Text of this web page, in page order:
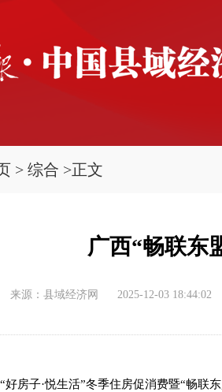
> 综合 >正文
广西“畅联东
来源：县域经济网 2025-12-03 18:44:02
好房子·悦生活”冬季住房促消费暨“畅联